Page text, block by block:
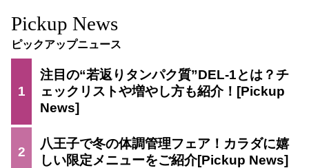
Pickup News
ピックアップニュース
1
注目の“若返りタンパク質”DEL-1とは？チ
ェックリストや増やし方も紹介！
2
八王子で冬の体調管理フェア！カラダに嬉
しい限定メニューをご紹介